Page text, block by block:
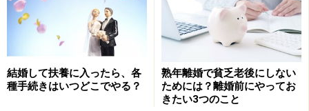
Amazonで見る
結婚して扶養に入ったら、各
種手続きはいつどこでやる？
熟年離婚で貧乏老後にしない
ためには？離婚前にやってお
きたい3つのこと